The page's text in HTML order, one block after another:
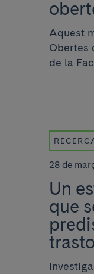
Aquest
Obertes
de la
28 de
Un
que